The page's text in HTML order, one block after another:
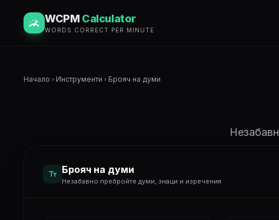
WCPM Calculator
WORDS CORRECT PER MINUTE
Начало chevron_right Инструменти chevron_right Брояч на думи
text_fields Брояч на думи
Незабавно пребройте думи, знаци и изречения